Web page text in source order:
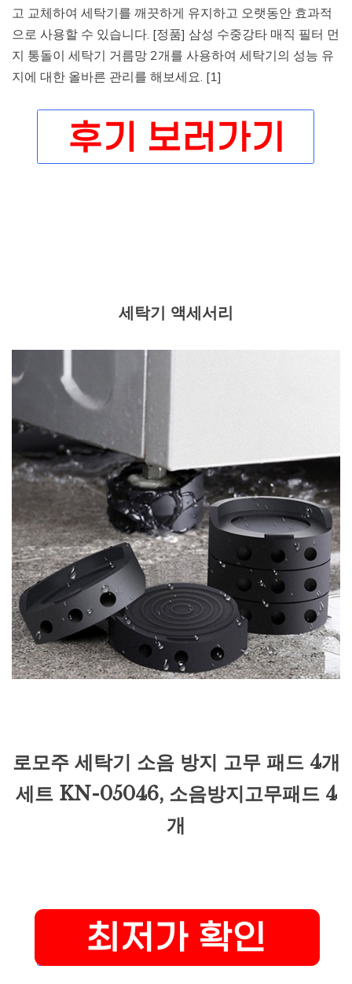
고 교체하여 세탁기를 깨끗하게 유지하고 오랫동안 효과적
으로 사용할 수 있습니다. [정품] 삼성 수중강타 매직 필터 먼
지 통돌이 세탁기 거름망 2개를 사용하여 세탁기의 성능 유
지에 대한 올바른 관리를 해보세요. [1]
세탁기 액세서리
로모주 세탁기 소음 방지 고무 패드 4개
세트 KN-05046, 소음방지고무패드 4
개